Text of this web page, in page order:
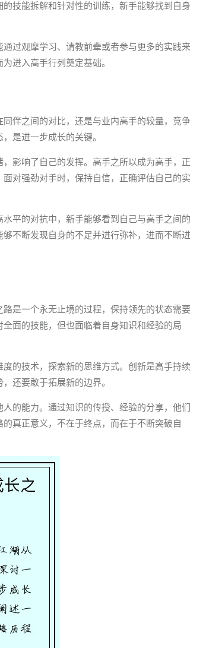
技能拆解和针对性的训练，新手能够找到自身
过观摩学习、请教前辈或者参与更多的实践来
进入高手行列奠定基础。
伴之间的对比，还是与业内高手的较量，竞争
是进一步成长的关键。
影响了自己的发挥。高手之所以成为高手，正
对强劲对手时，保持自信，正确评估自己的实
平的对抗中，新手能够看到自己与高手之间的
不断发现自身的不足并进行弥补，进而不断进
是一个永无止境的过程，保持领先的状态需要
面的技能，但也面临着自身知识和经验的局
的技术，探索新的思维方式。创新是高手持续
还要敢于拓展新的边界。
的能力。通过知识的传授、经验的分享，他们
真正意义，不在于终点，而在于不断突破自